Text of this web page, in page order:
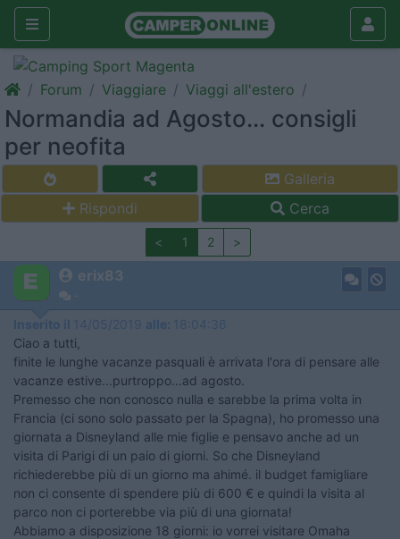
Forum Viaggiare Viaggi all'estero
Normandia ad Agosto... consigli
per neofita
Galleria
Rispondi
Cerca
< 1 2 >
erix83
Inserito il 14/05/2019 alle: 18:04:36
Ciao a tutti,
finite le lunghe vacanze pasquali è arrivata l'ora di pensare alle
vacanze estive...purtroppo...ad agosto.
Premesso che non conosco nulla e sarebbe la prima volta in
Francia (ci sono solo passato per la Spagna), ho promesso una
giornata a Disneyland alle mie figlie e pensavo anche ad un
visita di Parigi di un paio di giorni. So che Disneyland
richiederebbe più di un giorno ma ahimé. il budget famigliare
non ci consente di spendere più di 600 € e quindi la visita al
parco non ci porterebbe via più di una giornata!
Abbiamo a disposizione 18 giorni: io vorrei visitare Omaha